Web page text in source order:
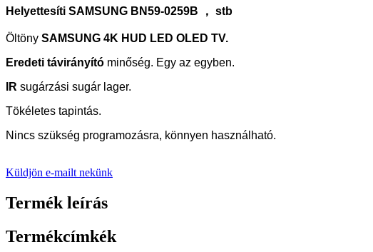
Helyettesíti SAMSUNG BN59-0259B ， stb
Öltöny SAMSUNG 4K HUD LED OLED TV.
Eredeti távirányító minőség. Egy az egyben.
IR sugárzási sugár lager.
Tökéletes tapintás.
Nincs szükség programozásra, könnyen használható.
Küldjön e-mailt nekünk
Termék leírás
Termékcímkék